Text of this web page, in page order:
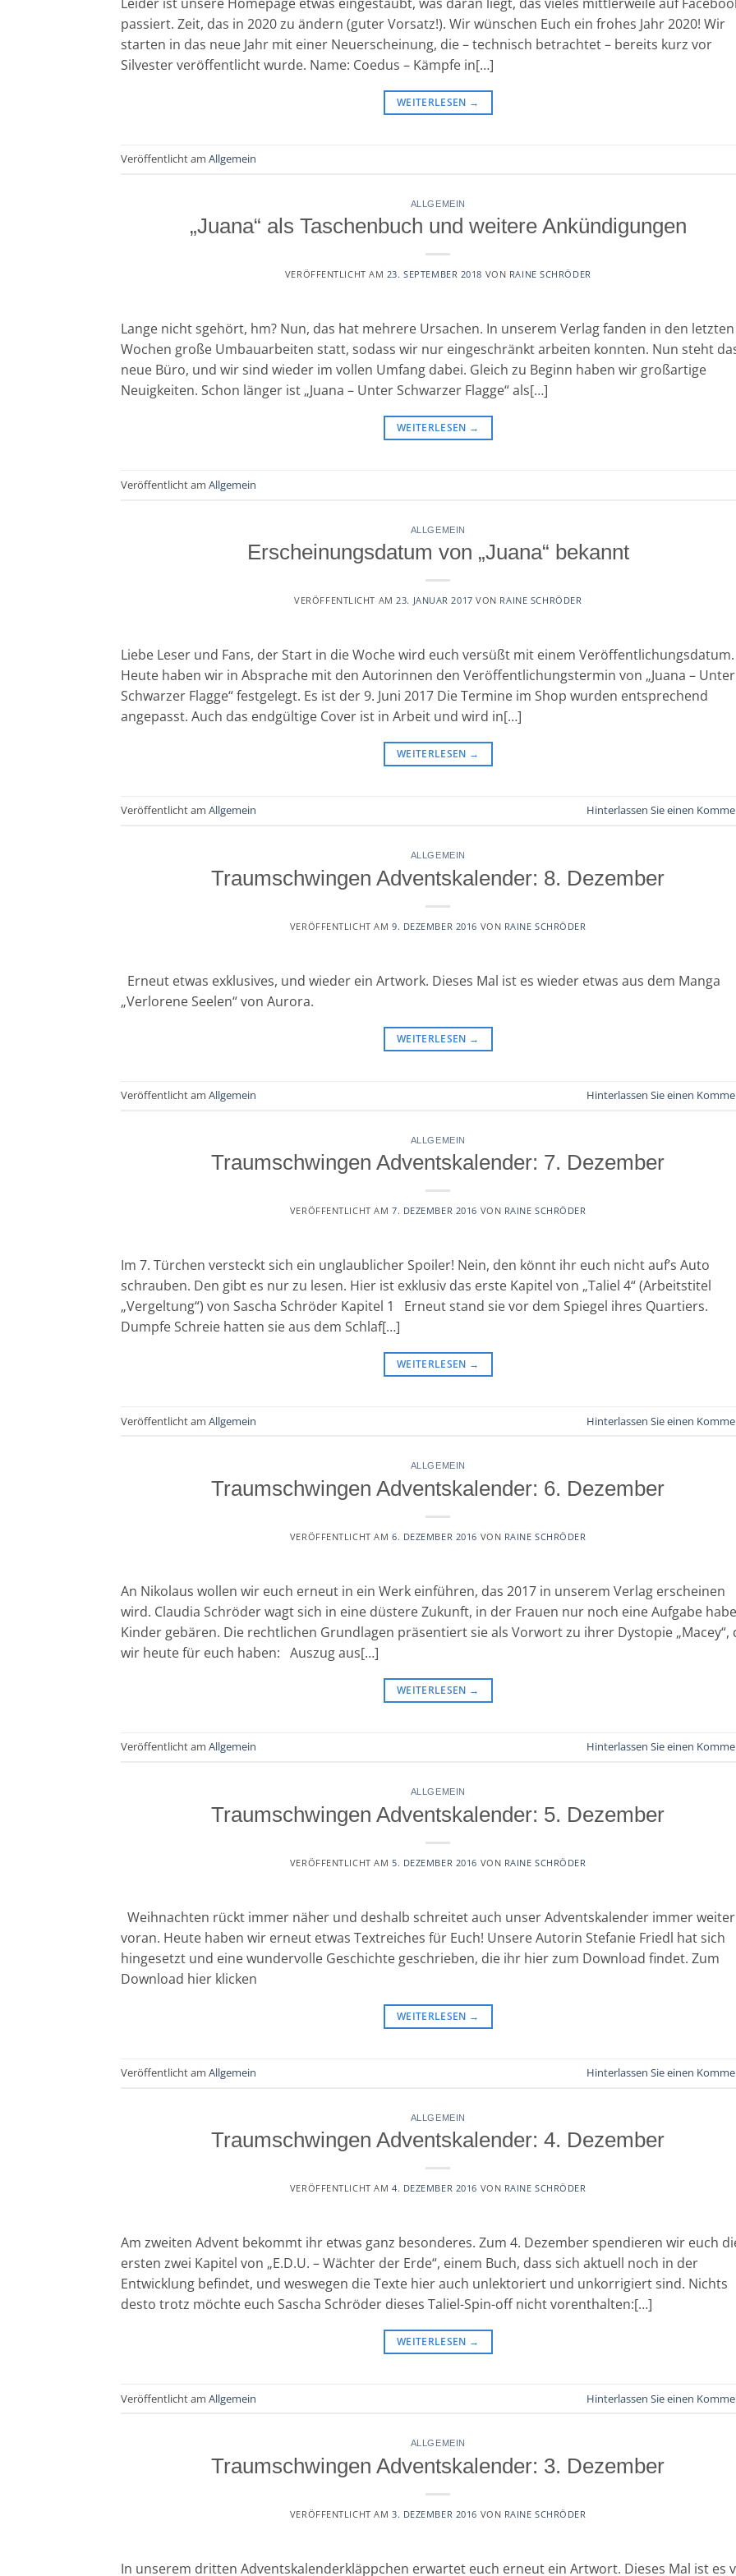
passiert. Zeit, das in 2020 zu ändern (guter Vorsatz!). Wir wünschen Euch ein frohes Jahr 2020! Wir
starten in das neue Jahr mit einer Neuerscheinung, die – technisch betrachtet – bereits kurz vor
Silvester veröffentlicht wurde. Name: Coedus – Kämpfe in[…]
WEITERLESEN →
Veröffentlicht am Allgemein
ALLGEMEIN
„Juana“ als Taschenbuch und weitere Ankündigungen
VERÖFFENTLICHT AM 23. SEPTEMBER 2018 VON RAINE SCHRÖDER
Lange nicht sgehört, hm? Nun, das hat mehrere Ursachen. In unserem Verlag fanden in den letzten
Wochen große Umbauarbeiten statt, sodass wir nur eingeschränkt arbeiten konnten. Nun steht
neue Büro, und wir sind wieder im vollen Umfang dabei. Gleich zu Beginn haben wir großartige
Neuigkeiten. Schon länger ist „Juana – Unter Schwarzer Flagge“ als[…]
WEITERLESEN →
Veröffentlicht am Allgemein
ALLGEMEIN
Erscheinungsdatum von „Juana“ bekannt
VERÖFFENTLICHT AM23. JANUAR 2017 VON RAINE SCHRÖDER
Liebe Leser und Fans, der Start in die Woche wird euch versüßt mit einem Veröffentlichungsdatum.
Heute haben wir in Absprache mit den Autorinnen den Veröffentlichungstermin von „Juana – Unter
Schwarzer Flagge“ festgelegt. Es ist der 9. Juni 2017 Die Termine im Shop wurden entsprechend
angepasst. Auch das endgültige Cover ist in Arbeit und wird in[…]
WEITERLESEN →
Veröffentlicht am Allgemein Hinterlassen Sie einen
ALLGEMEIN
Traumschwingen Adventskalender: 8. Dezember
VERÖFFENTLICHT AM 9. DEZEMBER 2016 VON RAINE SCHRÖDER
Erneut etwas exklusives, und wieder ein Artwork. Dieses Mal ist es wieder etwas aus dem Manga
„Verlorene Seelen“ von Aurora.
WEITERLESEN →
Veröffentlicht am Allgemein Hinterlassen Sie einen
ALLGEMEIN
Traumschwingen Adventskalender: 7. Dezember
VERÖFFENTLICHT AM 7. DEZEMBER 2016 VON RAINE SCHRÖDER
Im 7. Türchen versteckt sich ein unglaublicher Spoiler! Nein, den könnt ihr euch nicht auf’s Auto
schrauben. Den gibt es nur zu lesen. Hier ist exklusiv das erste Kapitel von „Taliel 4“ (Arbeitstitel
„Vergeltung“) von Sascha Schröder Kapitel 1 Erneut stand sie vor dem Spiegel ihres Quartiers.
Dumpfe Schreie hatten sie aus dem Schlaf[…]
WEITERLESEN →
Veröffentlicht am Allgemein Hinterlassen Sie einen
ALLGEMEIN
Traumschwingen Adventskalender: 6. Dezember
VERÖFFENTLICHT AM 6. DEZEMBER 2016 VON RAINE SCHRÖDER
An Nikolaus wollen wir euch erneut in ein Werk einführen, das 2017 in unserem Verlag erscheinen
wird. Claudia Schröder wagt sich in eine düstere Zukunft, in der Frauen nur noch eine Aufgabe
Kinder gebären. Die rechtlichen Grundlagen präsentiert sie als Vorwort zu ihrer Dystopie „Macey“,
wir heute für euch haben: Auszug aus[…]
WEITERLESEN →
Veröffentlicht am Allgemein Hinterlassen Sie einen
ALLGEMEIN
Traumschwingen Adventskalender: 5. Dezember
VERÖFFENTLICHT AM 5. DEZEMBER 2016 VON RAINE SCHRÖDER
Weihnachten rückt immer näher und deshalb schreitet auch unser Adventskalender immer weiter
voran. Heute haben wir erneut etwas Textreiches für Euch! Unsere Autorin Stefanie Friedl hat sich
hingesetzt und eine wundervolle Geschichte geschrieben, die ihr hier zum Download findet. Zum
Download hier klicken
WEITERLESEN →
Veröffentlicht am Allgemein Hinterlassen Sie einen
ALLGEMEIN
Traumschwingen Adventskalender: 4. Dezember
VERÖFFENTLICHT AM 4. DEZEMBER 2016 VON RAINE SCHRÖDER
Am zweiten Advent bekommt ihr etwas ganz besonderes. Zum 4. Dezember spendieren wir euch
ersten zwei Kapitel von „E.D.U. – Wächter der Erde“, einem Buch, dass sich aktuell noch in der
Entwicklung befindet, und weswegen die Texte hier auch unlektoriert und unkorrigiert sind. Nichts
desto trotz möchte euch Sascha Schröder dieses Taliel-Spin-off nicht vorenthalten:[…]
WEITERLESEN →
Veröffentlicht am Allgemein Hinterlassen Sie einen
ALLGEMEIN
Traumschwingen Adventskalender: 3. Dezember
VERÖFFENTLICHT AM 3. DEZEMBER 2016 VON RAINE SCHRÖDER
In unserem dritten Adventskalenderkläppchen erwartet euch erneut ein Artwort. Dieses Mal ist es